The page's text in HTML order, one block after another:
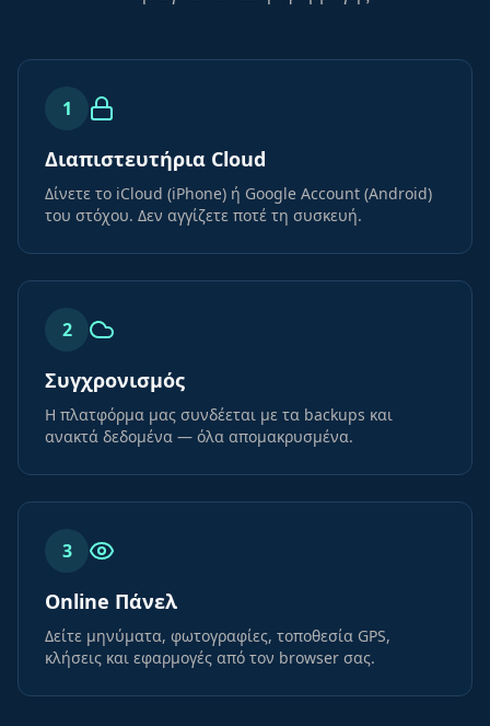
1
Διαπιστευτήρια Cloud
Δίνετε το iCloud (iPhone) ή Google Account (Android)
του στόχου. Δεν αγγίζετε ποτέ τη συσκευή.
2
Συγχρονισμός
Η πλατφόρμα μας συνδέεται με τα backups και
ανακτά δεδομένα — όλα απομακρυσμένα.
3
Online Πάνελ
Δείτε μηνύματα, φωτογραφίες, τοποθεσία GPS,
κλήσεις και εφαρμογές από τον browser σας.